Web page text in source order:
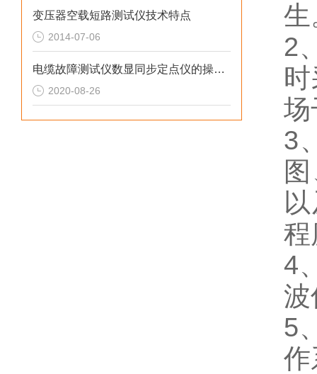
变压器空载短路测试仪技术特点
2014-07-06
电缆故障测试仪数显同步定点仪的操作技巧
2020-08-26
生
2
场
3
程
4
5
作